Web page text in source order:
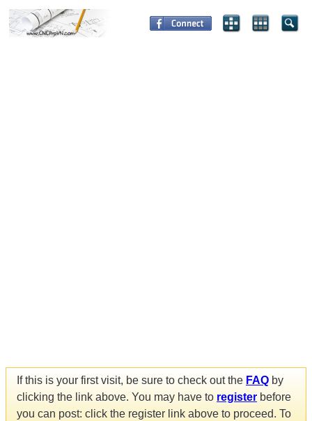
If this is your first visit, be sure to check out the FAQ by
clicking the link above. You may have to register before
you can post: click the register link above to proceed. To